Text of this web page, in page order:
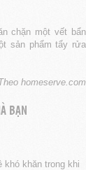
chặn một vết bẩn
sản phẩm tẩy rửa
homeserve.com
BẠN
khó khăn trong khi